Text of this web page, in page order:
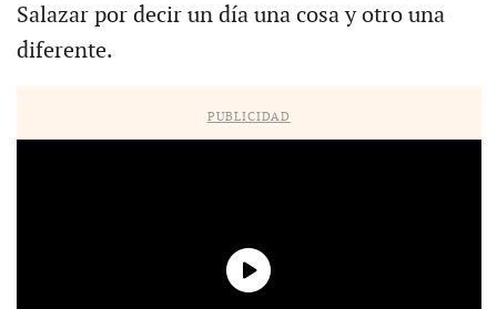
Salazar por decir un día una cosa y otro una
diferente.
PUBLICIDAD